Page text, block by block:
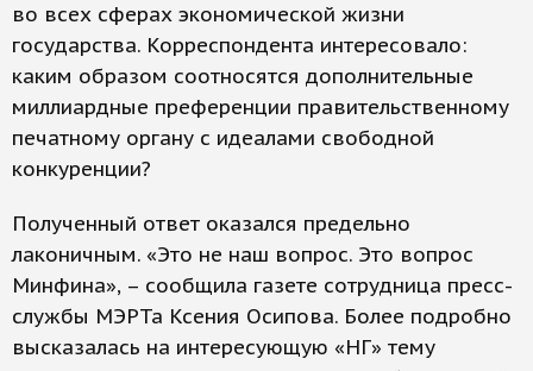
во всех сферах экономической жизни
государства. Корреспондента интересовало:
каким образом соотносятся дополнительные
миллиардные преференции правительственному
печатному органу с идеалами свободной
конкуренции?
Полученный ответ оказался предельно
лаконичным. «Это не наш вопрос. Это вопрос
Минфина», – сообщила газете сотрудница пресс-
службы МЭРТа Ксения Осипова. Более подробно
высказалась на интересующую «НГ» тему